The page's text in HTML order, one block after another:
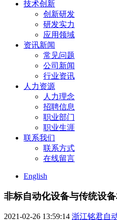
技术创新
创新研发
研发实力
应用领域
资讯新闻
常见问题
公司新闻
行业资讯
人力资源
人力理念
招聘信息
职业部门
职业生涯
联系我们
联系方式
在线留言
English
非标自动化设备与传统设
2021-02-26 13:59:14 浙江铭君自